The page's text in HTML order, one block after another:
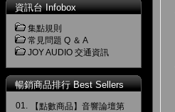
資訊台 Infobox
集點規則
常見問題 Q ＆ A
JOY AUDIO 交通資訊
暢銷商品排行 Best Sellers
01.
【點數商品】音響論壇第